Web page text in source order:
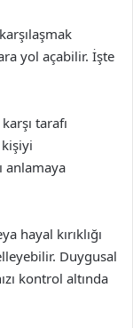
yol açabilir. İşte
tarafı
anlamaya
hayal kırıklığı
Duygusal
kontrol altında